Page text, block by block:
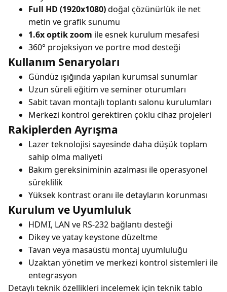
Full HD (1920x1080)doğal çözünürlük ile net
metin ve grafik sunumu
1.6x optik zoom ile esnek kurulum mesafesi
360° projeksiyon ve portre mod desteği
Kullanım Senaryoları
Gündüz ışığında yapılan kurumsal sunumlar
Uzun süreli eğitim ve seminer oturumları
Sabit tavan montajlı toplantı salonu kurulumları
Merkezi kontrol gerektiren çoklu cihaz projeleri
Rakiplerden Ayrışma
Lazer teknolojisi sayesinde daha düşük toplam
sahip olma maliyeti
Bakım gereksiniminin azalması ile operasyonel
süreklilik
Yüksek kontrast oranı ile detayların korunması
Kurulum ve Uyumluluk
HDMI, LAN ve RS-232 bağlantı desteği
Dikey ve yatay keystone düzeltme
Tavan veya masaüstü montaj uyumluluğu
Uzaktan yönetim ve merkezi kontrol sistemleri ile
entegrasyon
Detaylı teknik özellikleri incelemek için teknik tablo